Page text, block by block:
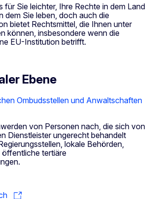
für Sie leichter, Ihre Rechte in dem Land
dem Sie leben, doch auch die
bietet Rechtsmittel, die Ihnen unter
können, insbesondere wenn die
EU-Institution betrifft.
Ebene
Ombudsstellen und Anwaltschaften
von Personen nach, die sich von
Dienstleister ungerecht behandelt
lokale Behörden,
öffentliche tertiäre